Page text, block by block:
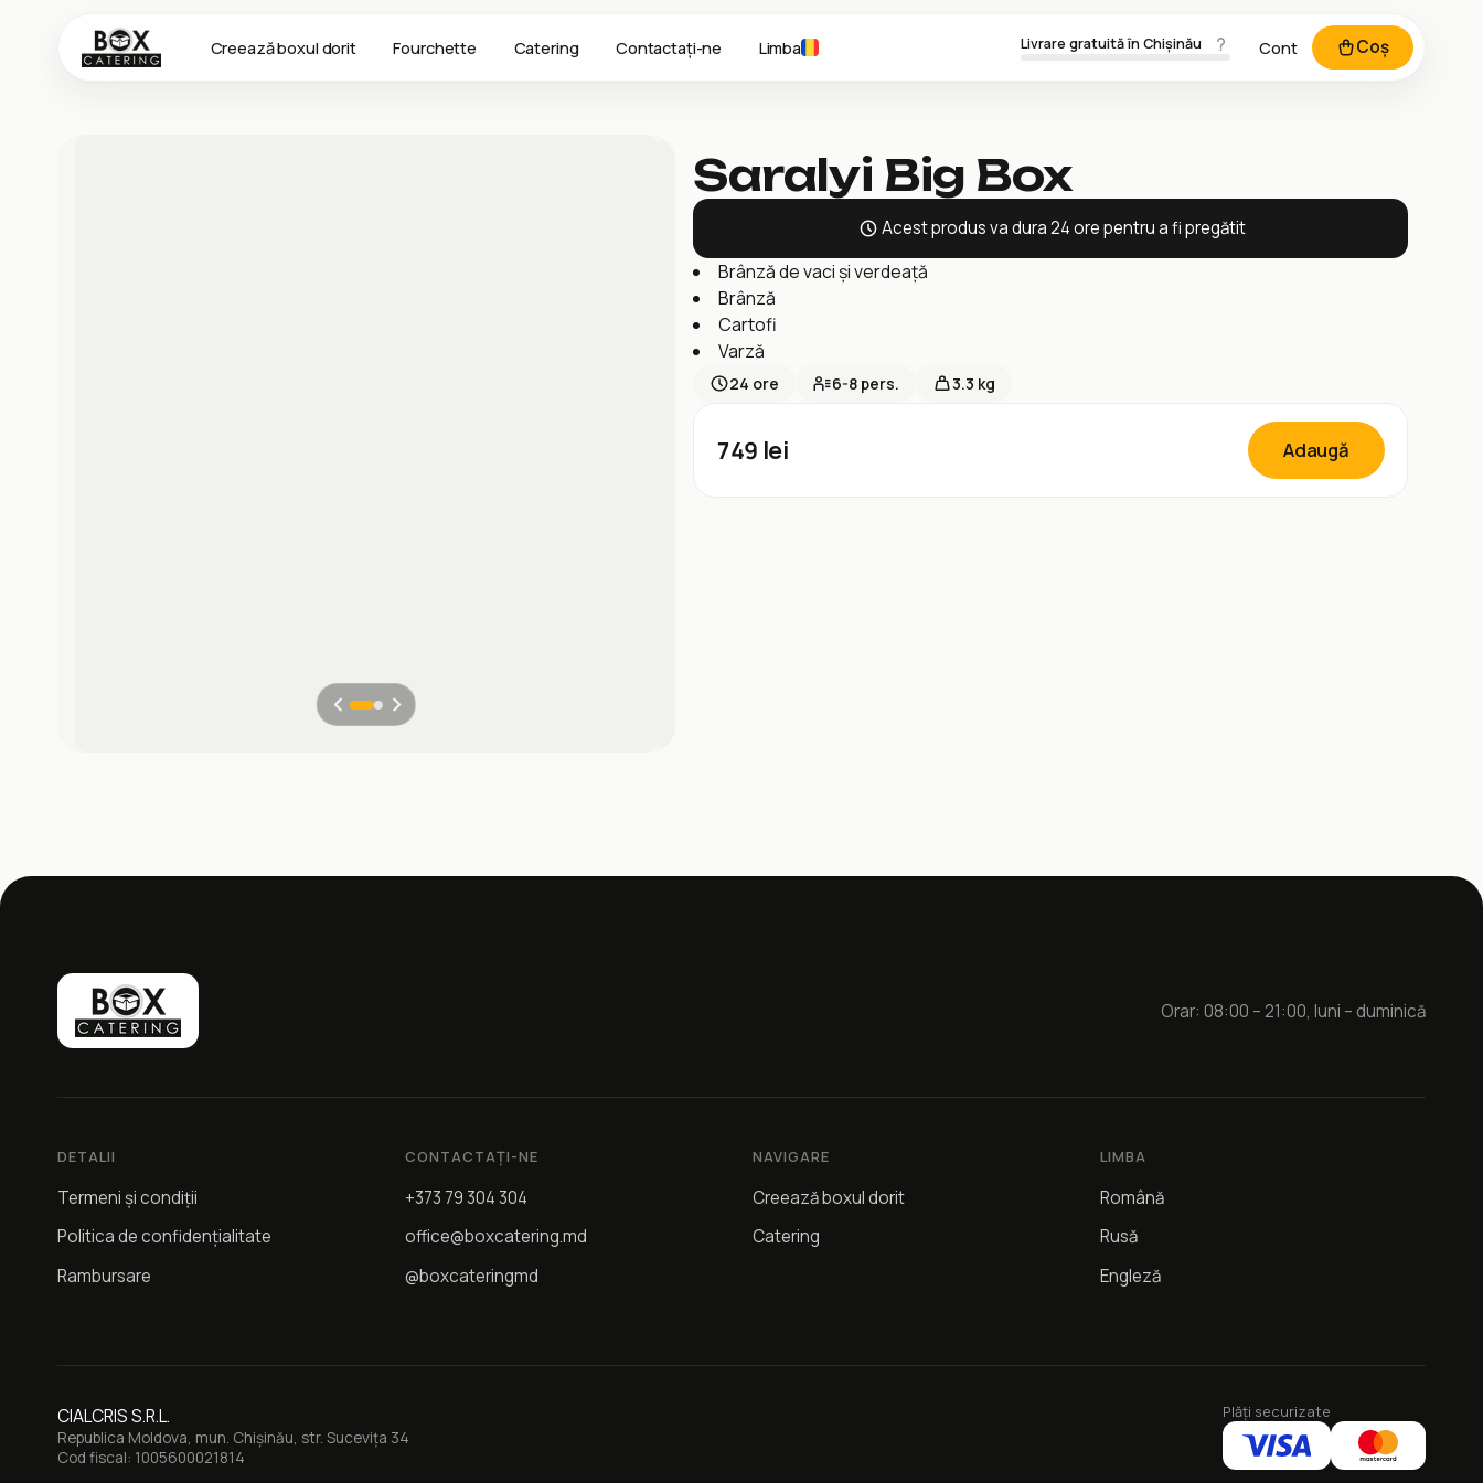
Creează boxul dorit Fourchette Catering Contactați-ne Limba Livrare gratuită în Chișinău Cont Coș
Saralyi Big Box
Acest produs va dura 24 ore pentru a fi pregătit
Brânză de vaci și verdeață
Brânză
Cartofi
Varză
24 ore 6-8 pers. 3.3 kg
749 lei Adaugă
Orar: 08:00 – 21:00, luni – duminică
DETALII
Termeni și condiții
Politica de confidențialitate
Rambursare
CONTACTAȚI-NE
+373 79 304 304
office@boxcatering.md
@boxcateringmd
NAVIGARE
Creează boxul dorit
Catering
LIMBA
Română
Rusă
Engleză
CIALCRIS S.R.L.
Republica Moldova, mun. Chișinău, str. Sucevița 34
Cod fiscal: 1005600021814
Plăți securizate